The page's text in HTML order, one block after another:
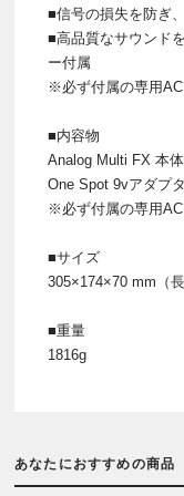
■信号の損失を防ぎ
■高品質なサウンド
ー付属
※必ず付属の専用AC
■内容物
Analog Multi FX 本体
One Spot 9vアダプ
※必ず付属の専用AC
■サイズ
305×174×70 mm（
■重量
1816g
あなたにおすすめの商品